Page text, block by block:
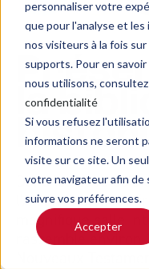
personnaliser votre
que pour l'analyse et
nos visiteurs à la fois
supports. Pour en
nous utilisons,
confidentialité
Si vous refusez
informations ne seront
visite sur ce site. Un
votre navigateur afin de
suivre vos préférences.
Accepter
la
Dans les sous-
l’Alliance biblique
magnifique salle
rassemble environ